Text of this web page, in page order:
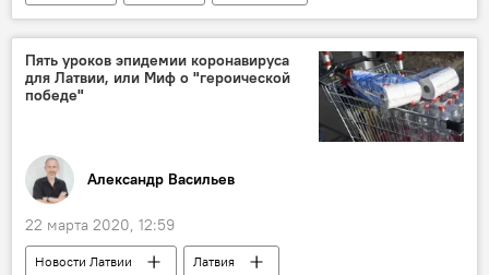
Беларусь
Швейцария
Пять уроков эпидемии коронавируса
для Латвии, или Миф о "героической
победе"
Александр Васильев
22 марта 2020, 12:59
Новости Латвии
Латвия